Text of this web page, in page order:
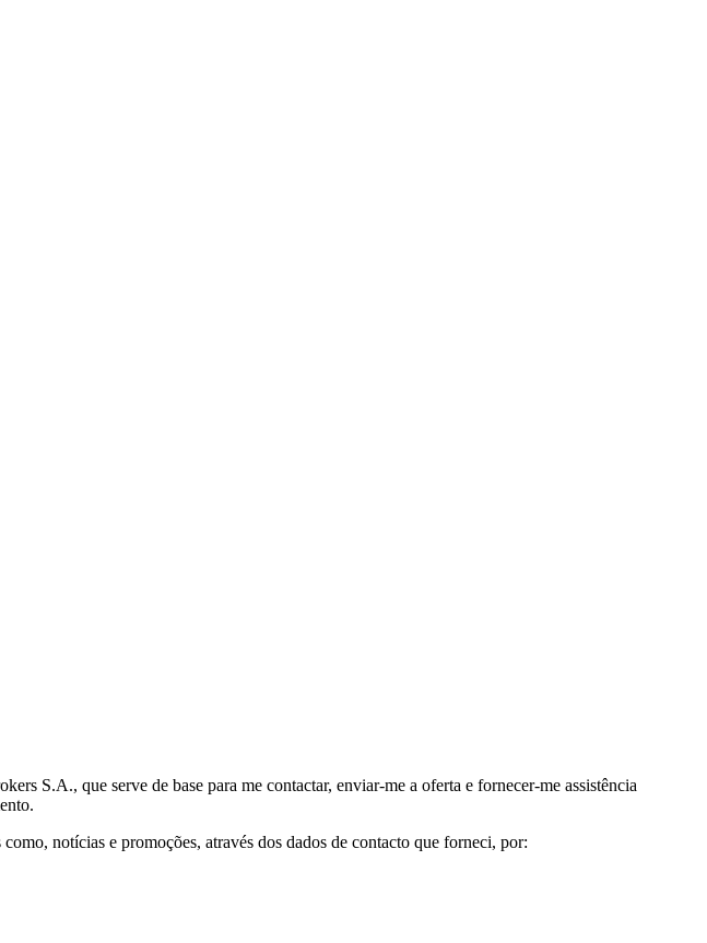
S.A., que serve de base para me contactar, enviar-me a oferta e fornecer-me assistência
notícias e promoções, através dos dados de contacto que forneci, por: